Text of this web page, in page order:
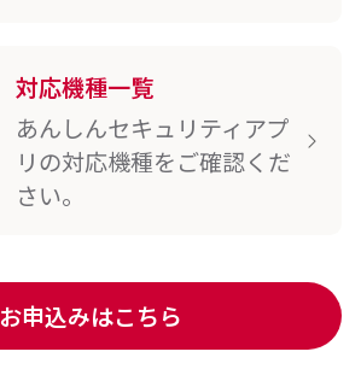
対応機種一覧
あんしんセキュリティアプ
リの対応機種をご確認くだ
さい。
お申込みはこちら